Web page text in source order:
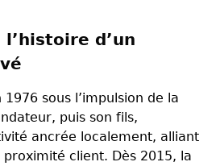
d’un
sous l’impulsion de la
puis son fils,
ancrée localement, alliant
client. Dès 2015, la